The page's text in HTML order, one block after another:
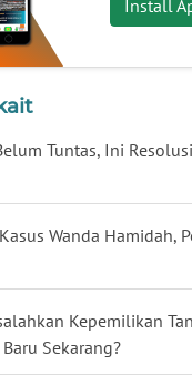
Install
Tuntas, Ini
Wanda Hamidah,
Kepemilikan
Sekarang?